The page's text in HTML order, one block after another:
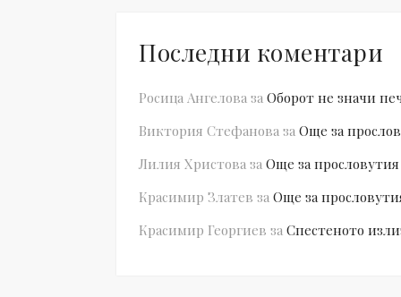
Последни коментари
Росица Ангелова за Оборот не значи
Виктория Стефанова за Още за
Лилия Христова за Още за
Красимир Златев за Още за
Красимир Георгиев за Спестеното